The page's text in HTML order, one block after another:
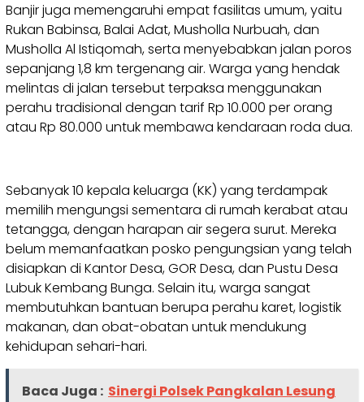
Banjir juga memengaruhi empat fasilitas umum, yaitu
Rukan Babinsa, Balai Adat, Musholla Nurbuah, dan
Musholla Al Istiqomah, serta menyebabkan jalan poros
sepanjang 1,8 km tergenang air. Warga yang hendak
melintas di jalan tersebut terpaksa menggunakan
perahu tradisional dengan tarif Rp 10.000 per orang
atau Rp 80.000 untuk membawa kendaraan roda dua.
Sebanyak 10 kepala keluarga (KK) yang terdampak
memilih mengungsi sementara di rumah kerabat atau
tetangga, dengan harapan air segera surut. Mereka
belum memanfaatkan posko pengungsian yang telah
disiapkan di Kantor Desa, GOR Desa, dan Pustu Desa
Lubuk Kembang Bunga. Selain itu, warga sangat
membutuhkan bantuan berupa perahu karet, logistik
makanan, dan obat-obatan untuk mendukung
kehidupan sehari-hari.
Baca Juga : Sinergi Polsek Pangkalan Lesung